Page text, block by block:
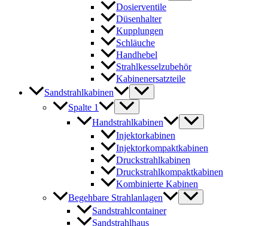
Dosierventile
Düsenhalter
Kupplungen
Schläuche
Handhebel
Strahlkesselzubehör
Kabinenersatzteile
Sandstrahlkabinen
Spalte 1
Handstrahlkabinen
Injektorkabinen
Injektorkompaktkabinen
Druckstrahlkabinen
Druckstrahlkompaktkabinen
Kombinierte Kabinen
Begehbare Strahlanlagen
Sandstrahlcontainer
Sandstrahlhaus